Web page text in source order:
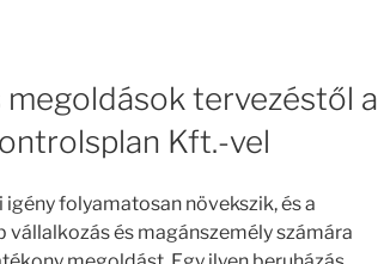
tervezéstől a
Kft.-vel
folyamatosan növekszik, és a
és magánszemély számára